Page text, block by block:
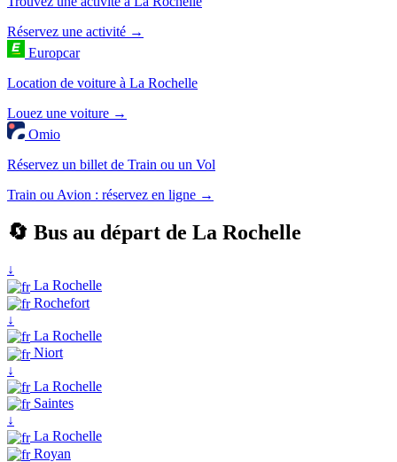
Réservez une activité →
Europcar
Location de voiture à La Rochelle
Louez une voiture →
Omio
Réservez un billet de Train ou un Vol
Train ou Avion : réservez en ligne →
🔄 Bus au départ de La Rochelle
↓
La Rochelle
Rochefort
↓
La Rochelle
Niort
↓
La Rochelle
Saintes
↓
La Rochelle
Royan